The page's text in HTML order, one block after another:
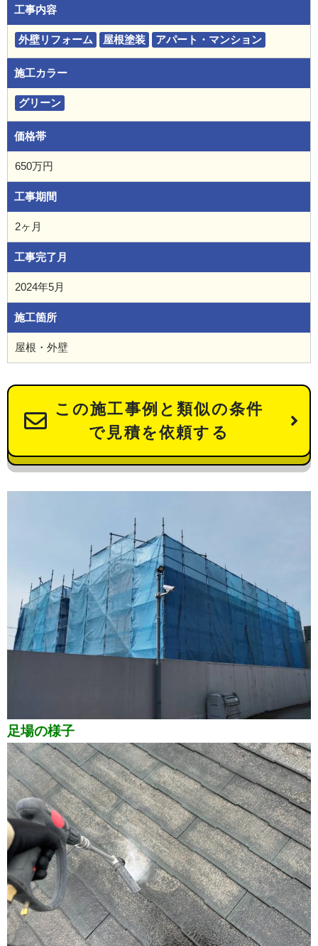
工事内容
外壁リフォーム 屋根塗装 アパート・マンション
施工カラー
グリーン
価格帯
650万円
工事期間
2ヶ月
工事完了月
2024年5月
施工箇所
屋根・外壁
この施工事例と類似の条件
で見積を依頼する
足場の様子